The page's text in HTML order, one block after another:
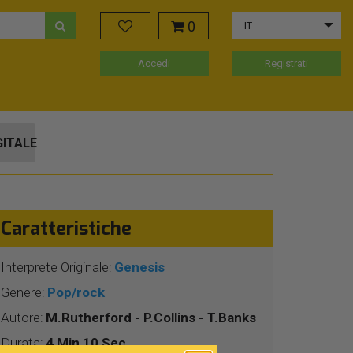
0 IT
Accedi Registrati
Caratteristiche
Interprete Originale: Genesis
Genere: Pop/rock
Autore: M.Rutherford - P.Collins - T.Banks
Durata:4 Min 10 Sec